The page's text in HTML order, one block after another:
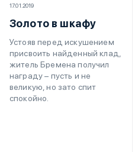
17.01.2019
Золото в шкафу
Устояв перед искушением
присвоить найденный клад,
житель Бремена получил
награду – пусть и не
великую, но зато спит
спокойно.